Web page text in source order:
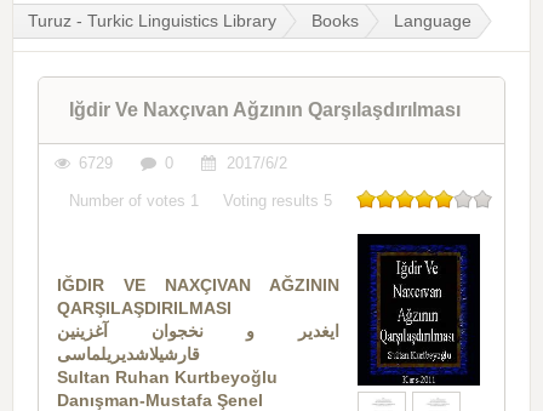
Turuz - Turkic Linguistics Library Books Language
Iğdir Ve Naxçıvan Ağzının Qarşılaşdırılması
6729 0 2017/6/2
Number of votes 1 Voting results 5
IĞDIR VE NAXÇIVAN AĞZININ
QARŞILAŞDIRILMASI
ایغدیر و نخجوان آغزینین
قارشیلاشدیریلماسی
Sultan Ruhan Kurtbeyoğlu
Danışman-Mustafa Şenel